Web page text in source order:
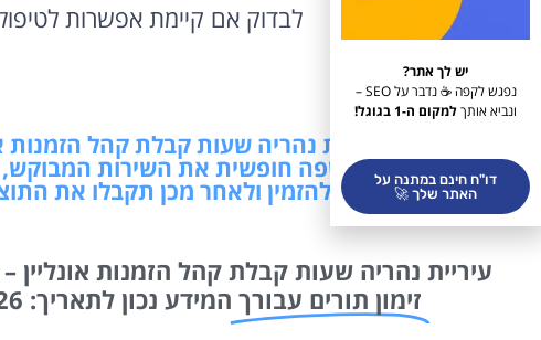
לבדוק אם קיימת אפשרות
מידע בנושא עיריית נהריה שעות קבלת קהל הזמנות
פה! תרשמו כאן בשפה חופשית את השירות
לקבוע ולהזמין ולאחר מכן תקבלו את
עיריית נהריה שעות קבלת קהל הזמנות אונליין
זימון תורים עבורך המידע נכון לתאריך: 06/08/2026 02:25 שמחנו לעזור!
יש לך אתר?
נפגש לקפה ☕ נדבר על SEO –
ונביא אותךלמקום ה-1 בגוגל!
דו"ח חינם במתנה על
האתר שלך 🚀